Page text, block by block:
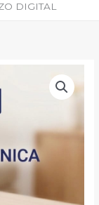
DIGITAL